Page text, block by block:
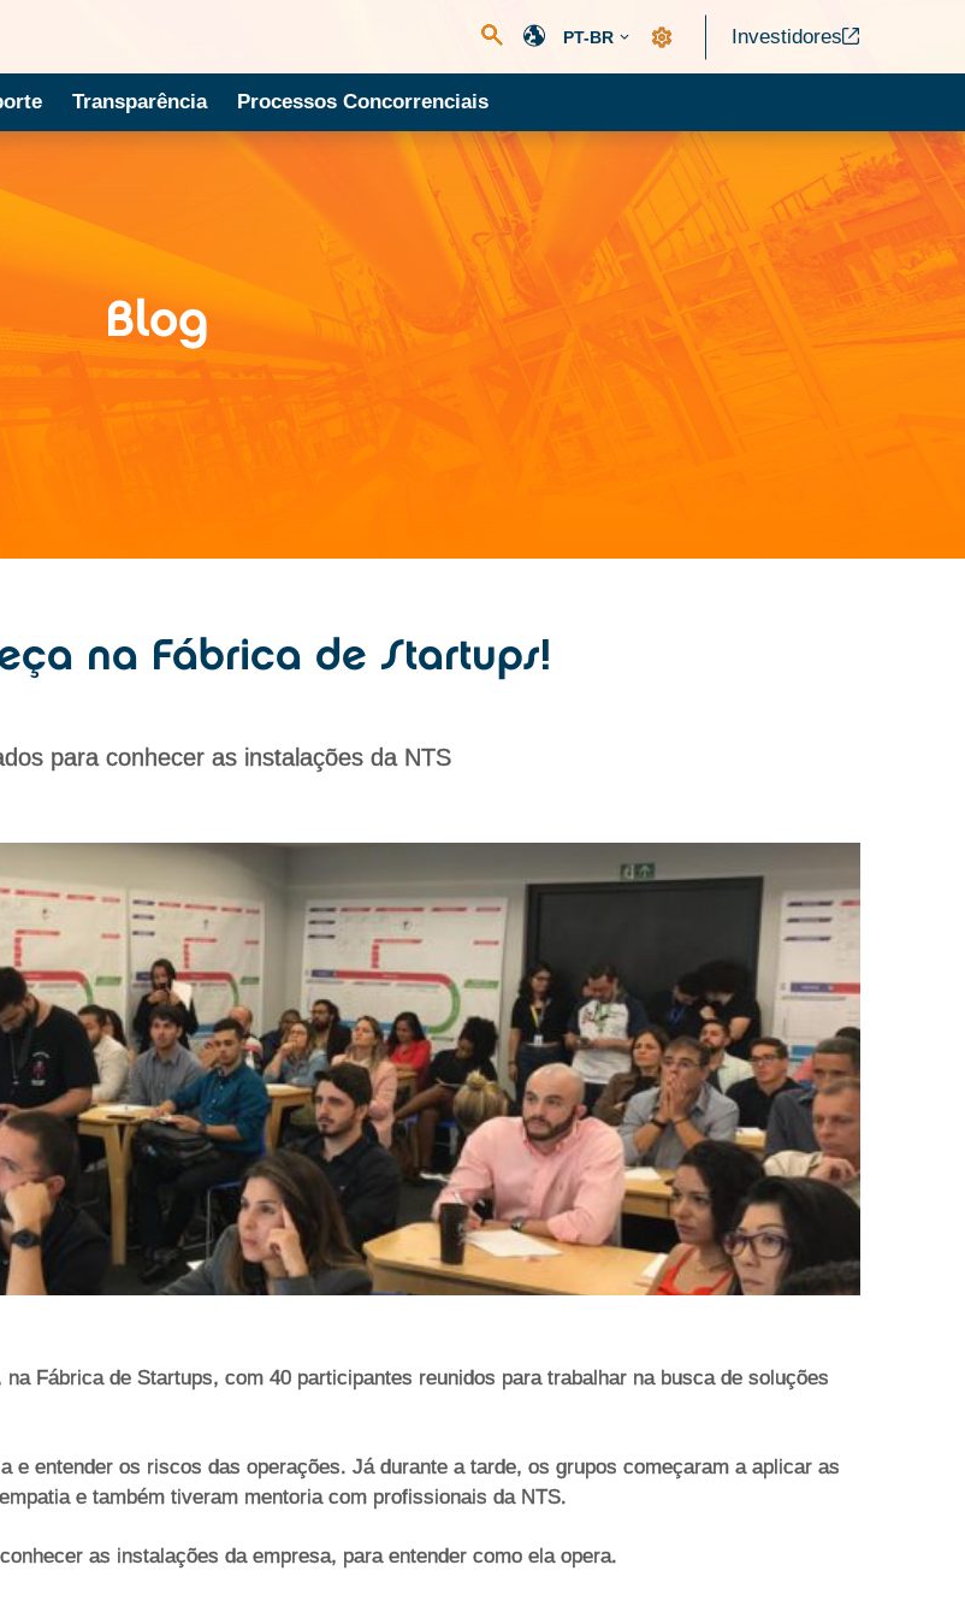
PT-BR Investidores
Transparência Processos Concorrenciais
Blog
na Fábrica de Startups!
para conhecer as instalações da NTS
Fábrica de Startups, com 40 participantes reunidos para trabalhar na busca de soluções
e entender os riscos das operações. Já durante a tarde, os grupos começaram a aplicar as
e também tiveram mentoria com profissionais da NTS.
as instalações da empresa, para entender como ela opera.